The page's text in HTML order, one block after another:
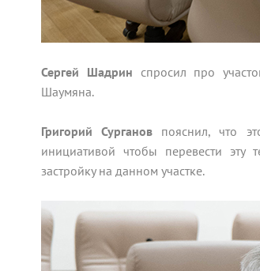
Сергей Шадрин спросил про
Шаумяна.
Григорий Сурганов пояснил, что
инициативой чтобы перевести эту
застройку на данном участке.